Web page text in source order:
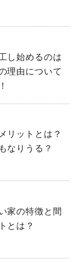
し始めるのは
理由について
リットとは？
なりうる？
家の特徴と間
とは？